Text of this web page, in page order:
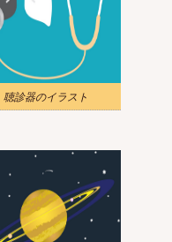
聴診器のイラスト